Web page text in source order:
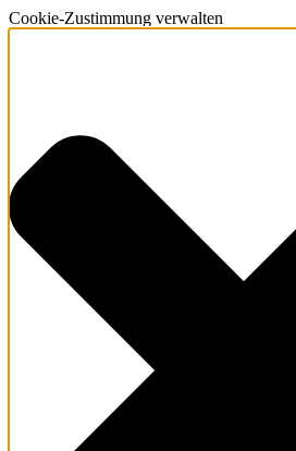
Cookie-Zustimmung verwalten